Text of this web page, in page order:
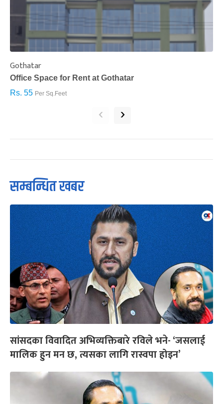
Gothatar
Office Space for Rent at Gothatar
Rs. 55 Per Sq.Feet
‹ ›
सम्बन्धित खबर
सांसदका विवादित अभिव्यक्तिबारे रविले भने- ‘जसलाई
मालिक हुन मन छ, त्यसका लागि रास्वपा होइन’